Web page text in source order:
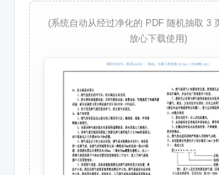
(系统自动从经过净化的 PDF 随机抽取 3
放心下载使用)